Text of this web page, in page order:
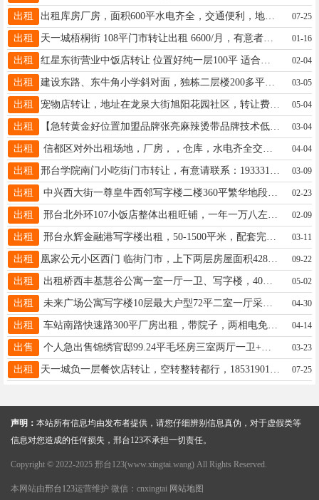
出租 出租库房厂房，面积600平水电齐全，交通便利，地址信都区南石门德龙路有意可面谈，电话联系13286641805 07-25
出租 天一城梧桐街 108平门市转让出租 6600/月，有意者联系15631935007 01-16
出租 02-04
出租 建设东路、东牛角小学斜对面，独栋二层楼200多平，办公午托住宅仓库等均可，房租1900，有停车位17733992759 03-05
出租 宠物店转让，地址在龙泉大街旭阳花园社区，转让费6万，接手直接经营，养了快一年，有意者电联15833680612 05-04
出租 【急转黄金好位置加盟品牌张亮麻辣烫带品牌技术低价转让】桥东开元观塘130平纯一层先生15511993801 03-04
出租 信都区对外出租场地，厂房，，仓库，水电齐全交通便利，电话13132461234 04-04
出租 03-09
出租 中兴西大街一尊皇牛西邻写字楼二楼360平繁华地段桥西商业圈可办公培训自习室棋牌室等。非中介无转让费15530955855 02-23
出租 邢台北外环107小饭店整体出租旺铺，一年一万八左右，不用投资进货都能干，一百平门前地方大能出烧烤18331950765 02-09
出租 邢台永辉金融港写字楼出租，50-1500平米，配套完善服务一流,办公首选。15130983266/18131999913 03-11
出租 凰家公元小区西门 临街门市，上下两层房屋面积428平，二层有106平米露台，可干饭店，人流量大，13932915411 09-22
出租 出租桥西丰基慧谷公寓一室一厅一卫、写字楼，40平左右可住可办公价格优惠17733913557 05-02
出租 未来广场公寓写字楼10层最大户型72平二室一厅采光纯阳面绝佳地段交通便利商超齐全办公首选随时看房18831988799 04-30
出租 车站南路快速路300平厂房出租，带院子，两相电免费用水，交通方便，位置优越！电18931938339 04-14
出售 个人急出售锦绣官邸99.24平毛坯房三室两厅一卫+车位+小房10.4平，包更名，低价急售。电话：13333191313 03-23
出租 07-25
声明： 本站所有信息均由发布者提供，请您仔细辨别信息真伪，对于虚假类等
信息对您造成的任何损失，邢台123不承担一切责任。
Copyright © 2022-2025 邢台123(www.xingtai.wang) All Rights Reserved.
本网站由邢台123运营维护 微信：cnxingtai 网站地图